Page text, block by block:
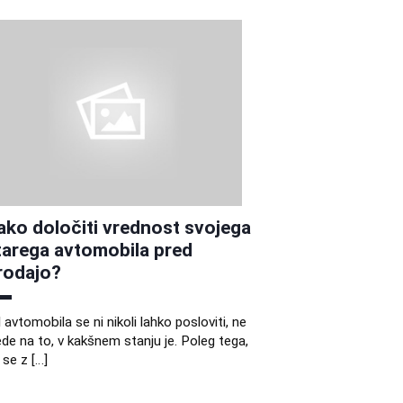
določiti vrednost svojega
avtomobila pred
avtomobila se ni nikoli lahko posloviti, ne
na to, v kakšnem stanju je. Poleg tega,
se z […]